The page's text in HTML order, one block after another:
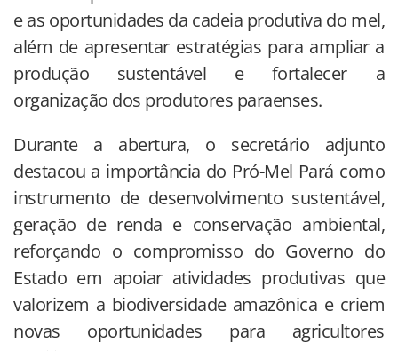
e as oportunidades da cadeia produtiva do mel,
além de apresentar estratégias para ampliar a
produção sustentável e fortalecer a
organização dos produtores paraenses.
Durante a abertura, o secretário adjunto
destacou a importância do Pró-Mel Pará como
instrumento de desenvolvimento sustentável,
geração de renda e conservação ambiental,
reforçando o compromisso do Governo do
Estado em apoiar atividades produtivas que
valorizem a biodiversidade amazônica e criem
novas oportunidades para agricultores